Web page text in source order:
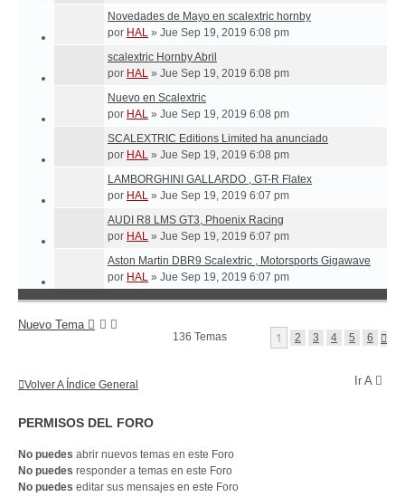
Novedades de Mayo en scalextric hornby
por HAL » Jue Sep 19, 2019 6:08 pm
scalextric Hornby Abril
por HAL » Jue Sep 19, 2019 6:08 pm
Nuevo en Scalextric
por HAL » Jue Sep 19, 2019 6:08 pm
SCALEXTRIC Editions Limited ha anunciado
por HAL » Jue Sep 19, 2019 6:08 pm
LAMBORGHINI GALLARDO , GT-R Flatex
por HAL » Jue Sep 19, 2019 6:07 pm
AUDI R8 LMS GT3, Phoenix Racing
por HAL » Jue Sep 19, 2019 6:07 pm
Aston Martin DBR9 Scalextric , Motorsports Gigawave
por HAL » Jue Sep 19, 2019 6:07 pm
Nuevo Tema
136 Temas 1 2 3 4 5 6
Volver A Índice General Ir A
PERMISOS DEL FORO
No puedes abrir nuevos temas en este Foro
No puedes responder a temas en este Foro
No puedes editar sus mensajes en este Foro